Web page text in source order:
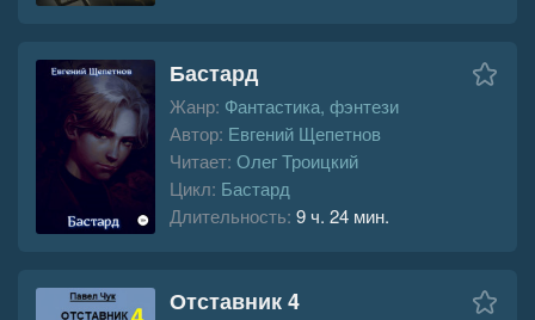
Бастард
Жанр: Фантастика, фэнтези
Автор: Евгений Щепетнов
Читает: Олег Троицкий
Цикл: Бастард
Длительность: 9 ч. 24 мин.
Отставник 4